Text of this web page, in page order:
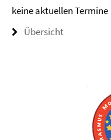
keine aktuellen Termine
Übersicht